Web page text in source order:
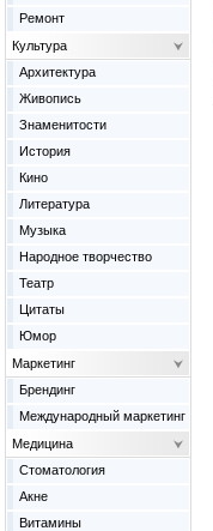
Ремонт
Культура
Архитектура
Живопись
Знаменитости
История
Кино
Литература
Музыка
Народное творчество
Театр
Цитаты
Юмор
Маркетинг
Брендинг
Международный маркетинг
Медицина
Cтоматология
Акне
Витамины